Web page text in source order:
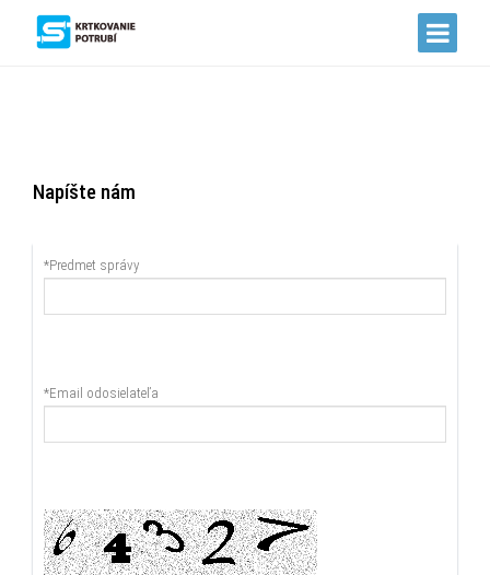
Fotogaléria
Napíšte nám
*Predmet správy
*Email odosielateľa